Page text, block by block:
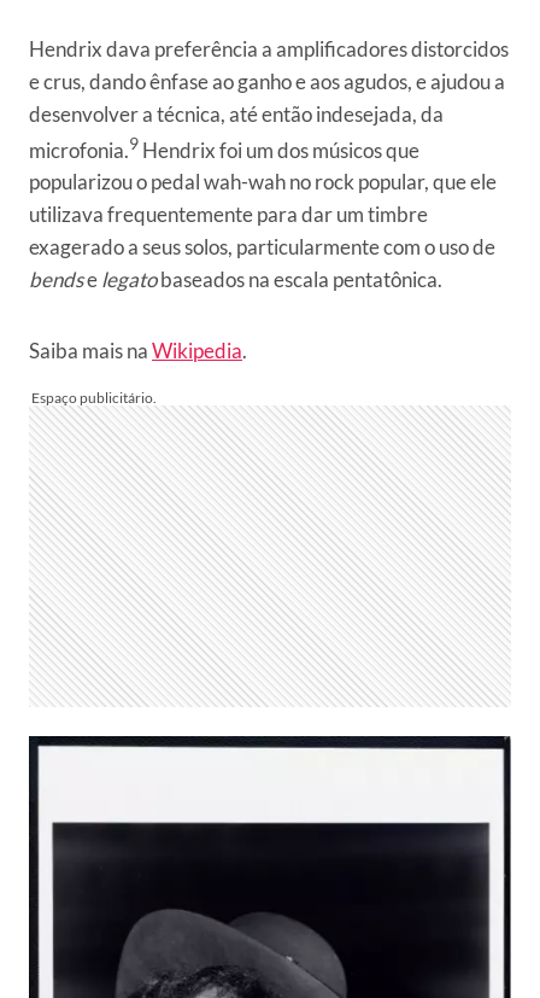
Hendrix dava preferência a amplificadores distorcidos
e crus, dando ênfase ao ganho e aos agudos, e ajudou a
desenvolver a técnica, até então indesejada, da
microfonia.9 Hendrix foi um dos músicos que
popularizou o pedal wah-wah no rock popular, que ele
utilizava frequentemente para dar um timbre
exagerado a seus solos, particularmente com o uso de
bendselegatobaseados na escala pentatônica.
Saiba mais naWikipedia.